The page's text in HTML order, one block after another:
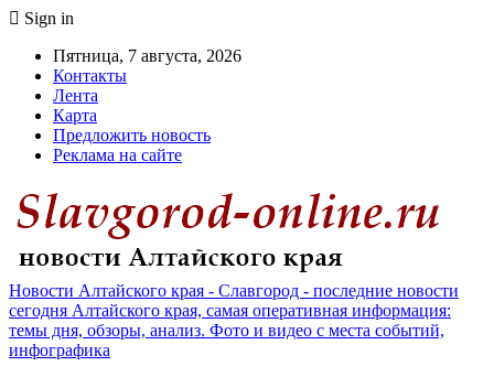
Sign in
Пятница, 7 августа, 2026
Контакты
Лента
Карта
Предложить новость
Реклама на сайте
Новости Алтайского края - Славгород - последние новости
сегодня Алтайского края, самая оперативная информация:
темы дня, обзоры, анализ. Фото и видео с места событий,
инфографика